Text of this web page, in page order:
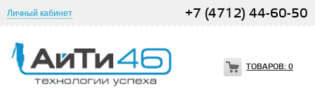
Личный кабинет +7 (4712) 44-60-50
ТОВАРОВ: 0